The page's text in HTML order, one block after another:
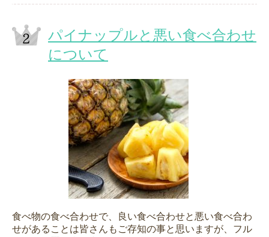
パイナップルと悪い食べ合わせ
について
食べ物の食べ合わせで、良い食べ合わせと悪い食べ合わ
せがあることは皆さんもご存知の事と思いますが、フル